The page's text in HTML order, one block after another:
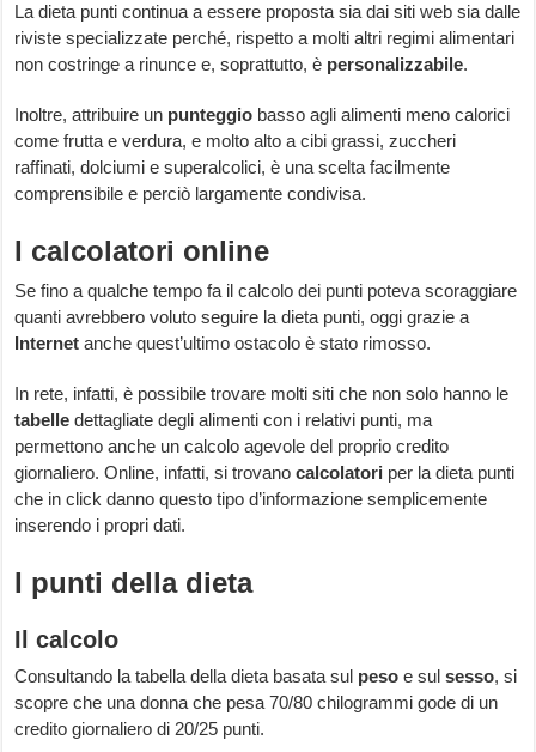
La dieta punti continua a essere proposta sia dai siti web sia dalle
riviste specializzate perché, rispetto a molti altri regimi alimentari
non costringe a rinunce e, soprattutto, è personalizzabile.
Inoltre, attribuire un punteggio basso agli alimenti meno calorici
come frutta e verdura, e molto alto a cibi grassi, zuccheri
raffinati, dolciumi e superalcolici, è una scelta facilmente
comprensibile e perciò largamente condivisa.
I calcolatori online
Se fino a qualche tempo fa il calcolo dei punti poteva scoraggiare
quanti avrebbero voluto seguire la dieta punti, oggi grazie a
Internet anche quest’ultimo ostacolo è stato rimosso.
In rete, infatti, è possibile trovare molti siti che non solo hanno le
tabelle dettagliate degli alimenti con i relativi punti, ma
permettono anche un calcolo agevole del proprio credito
giornaliero. Online, infatti, si trovanocalcolatori per la dieta punti
che in click danno questo tipo d’informazione semplicemente
inserendo i propri dati.
I punti della dieta
Il calcolo
Consultando la tabella della dieta basata sul peso e sulsesso, si
scopre che una donna che pesa 70/80 chilogrammi gode di un
credito giornaliero di 20/25 punti.